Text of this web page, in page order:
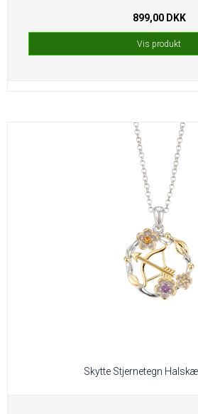
899,00 DKK
Vis produkt
Skytte Stjernetegn